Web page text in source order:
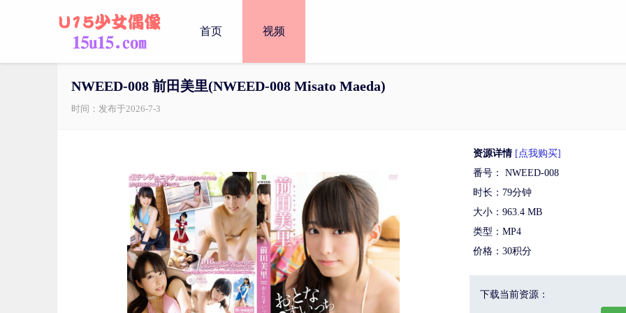
首页 视频
NWEED-008 前田美里(NWEED-008 Misato Maeda)
时间：发布于2026-7-3
资源详情 [点我购买]
番号： NWEED-008
时长：79分钟
大小：963.4 MB
类型：MP4
价格：30积分
下载当前资源：